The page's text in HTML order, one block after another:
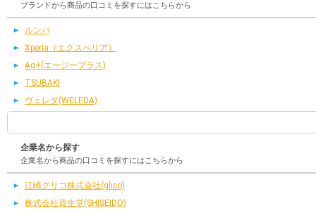
ブランドから商品の口コミを探すにはこちらから
ルンバ
Xperia（エクスぺリア）
Ag+(エージープラス)
TSUBAKI
ヴェレダ(WELEDA)
企業名から探す
企業名から商品の口コミを探すにはこちらから
江崎グリコ株式会社(glico)
株式会社資生堂(SHISEIDO)